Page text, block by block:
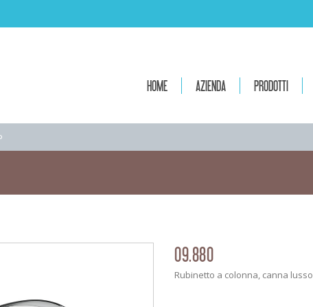
HOME AZIENDA PRODOTTI
09.880
Rubinetto a colonna, canna lusso